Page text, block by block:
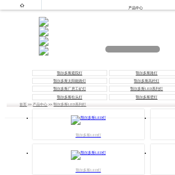

产品中心
鄂尔多斯庭院灯 鄂尔多斯路灯
鄂尔多斯太阳能路灯 鄂尔多斯高杆灯
鄂尔多斯厂房工矿灯 鄂尔多斯LED系列灯
鄂尔多斯柱头灯 鄂尔多斯壁灯
首页 >> 产品中心 >>鄂尔多斯LED系列灯
鄂尔多斯LED灯
鄂尔多斯LED灯